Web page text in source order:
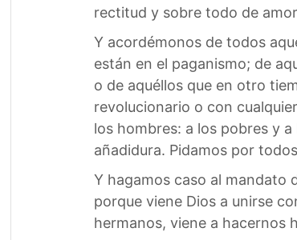
rectitud y sobre todo de
Y acordémonos de todos
están en el paganismo; de
o de aquéllos que en otro
revolucionario o con
los hombres: a los pobres y
añadidura. Pidamos por
Y hagamos caso al mandato
porque viene Dios a unirse
hermanos, viene a hacernos